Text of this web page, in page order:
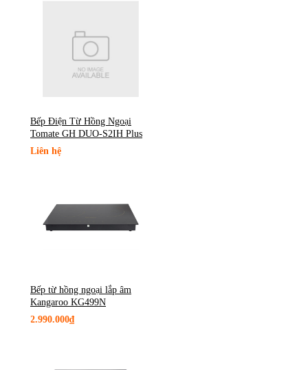
Bếp Điện Từ Hồng Ngoại
Tomate GH DUO-S2IH Plus
Liên hệ
Bếp từ hồng ngoại lắp âm
Kangaroo KG499N
2.990.000₫